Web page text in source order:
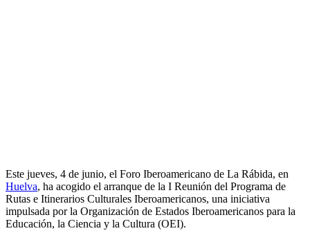
Este jueves, 4 de junio, el Foro Iberoamericano de La Rábida, en
Huelva, ha acogido el arranque de la I Reunión del Programa de
Rutas e Itinerarios Culturales Iberoamericanos, una iniciativa
impulsada por la Organización de Estados Iberoamericanos para la
Educación, la Ciencia y la Cultura (OEI).